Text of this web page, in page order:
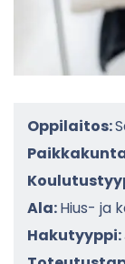
Oppilaitos:
Ala:Hius- ja
Hakutyyppi: